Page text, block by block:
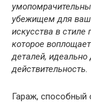
убежищем для
искусства в стиле
которое
деталей,
действительность.
Гараж, способный